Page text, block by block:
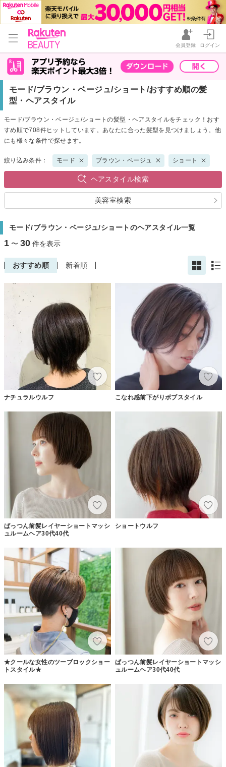
会員登録 ログイン
モード/ブラウン・ベージュ/ショート/おすすめ順の髪
型・ヘアスタイル
モード/ブラウン・ベージュ/ショートの髪型・ヘアスタイルをチェック！おす
すめ順で708件ヒットしています。あなたに合った髪型を見つけましょう。他
にも様々な条件で探せます。
絞り込み条件： モード ブラウン・ベージュ ショート
ヘアスタイル検索
美容室検索
モード/ブラウン・ベージュ/ショートのヘアスタイル一覧
1 〜 30 件を表示
おすすめ順 新着順
ナチュラルウルフ こなれ感前下がりボブスタイル
ぱっつん前髪レイヤーショートマッシ
ュルームヘア30代40代
ショートウルフ
★クールな女性のツーブロックショー
トスタイル★
ぱっつん前髪レイヤーショートマッシ
ュルームヘア30代40代